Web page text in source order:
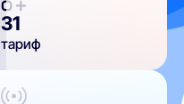
31
тариф